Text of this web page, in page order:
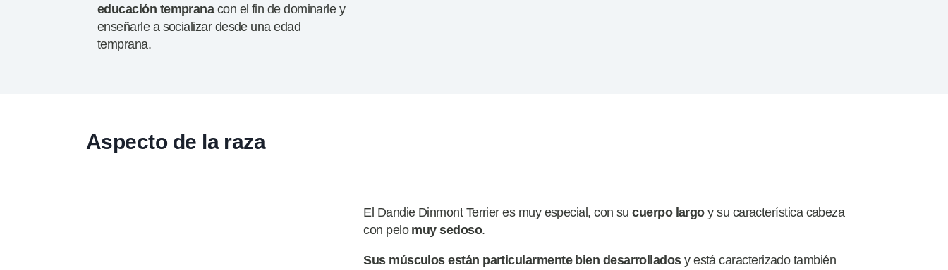
educación tempranacon el fin de dominarle y
enseñarle a socializar desde una edad
temprana.
Aspecto de la raza
El Dandie Dinmont Terrier es muy especial, con sucuerpo largoy su característica cabeza
con pelo muy sedoso.
Sus músculos están particularmente bien desarrolladosy está caracterizado también